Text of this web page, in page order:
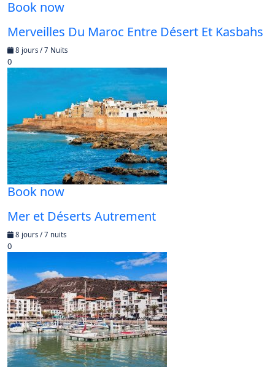
Book now
Merveilles Du Maroc Entre Désert Et Kasbahs
8 jours / 7 Nuits
0
Book now
Mer et Déserts Autrement
8 jours / 7 nuits
0